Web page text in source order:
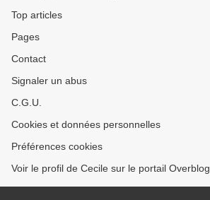
Top articles
Pages
Contact
Signaler un abus
C.G.U.
Cookies et données personnelles
Préférences cookies
Voir le profil de Cecile sur le portail Overblog